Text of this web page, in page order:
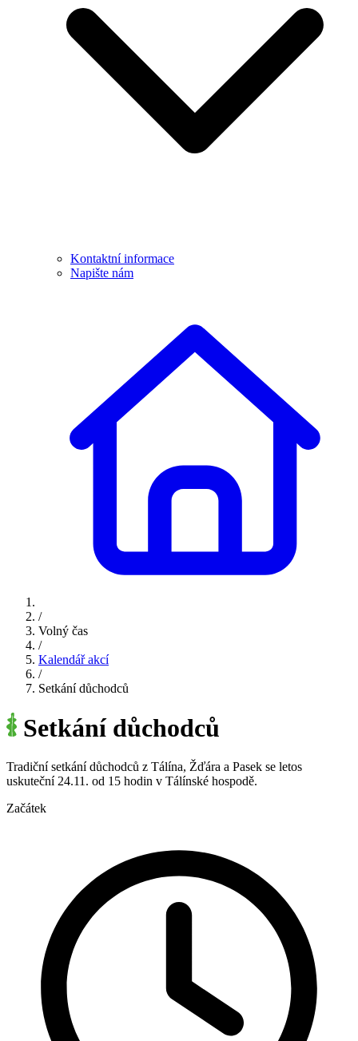
Kontaktní informace
Napište nám
/
Volný čas
/
Kalendář akcí
/
Setkání důchodců
Setkání důchodců
Tradiční setkání důchodců z Tálína, Žďára a Pasek se letos
uskuteční 24.11. od 15 hodin v Tálínské hospodě.
Začátek